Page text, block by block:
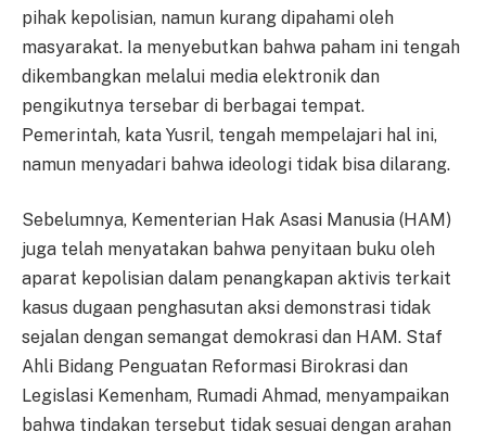
pihak kepolisian, namun kurang dipahami oleh
masyarakat. Ia menyebutkan bahwa paham ini tengah
dikembangkan melalui media elektronik dan
pengikutnya tersebar di berbagai tempat.
Pemerintah, kata Yusril, tengah mempelajari hal ini,
namun menyadari bahwa ideologi tidak bisa dilarang.
Sebelumnya, Kementerian Hak Asasi Manusia (HAM)
juga telah menyatakan bahwa penyitaan buku oleh
aparat kepolisian dalam penangkapan aktivis terkait
kasus dugaan penghasutan aksi demonstrasi tidak
sejalan dengan semangat demokrasi dan HAM. Staf
Ahli Bidang Penguatan Reformasi Birokrasi dan
Legislasi Kemenham, Rumadi Ahmad, menyampaikan
bahwa tindakan tersebut tidak sesuai dengan arahan